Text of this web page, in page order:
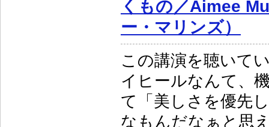
くもの／Aimee
ー・マリンズ）
この講演を聴いて
イヒールなんて、
て「美しさを優先
なもんだなぁと思